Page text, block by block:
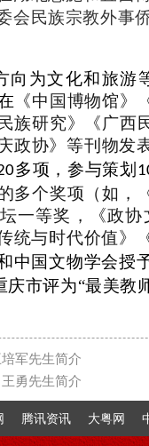
会民族宗教外事
向为文化和旅游
《中国博物馆
族研究》《广西
政协》等刊物发
多项，参与策划
多个奖项（如，
一等奖，《政
统与时代价值》
中国文物学会授
庆市评为“最美教师
军先生简介
勇先生简介
腾讯资讯 大粤网